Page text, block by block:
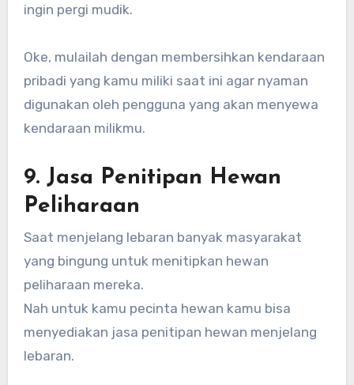
ingin pergi mudik.
Oke, mulailah dengan membersihkan kendaraan
pribadi yang kamu miliki saat ini agar nyaman
digunakan oleh pengguna yang akan menyewa
kendaraan milikmu.
9. Jasa Penitipan Hewan
Peliharaan
Saat menjelang lebaran banyak masyarakat
yang bingung untuk menitipkan hewan
peliharaan mereka.
Nah untuk kamu pecinta hewan kamu bisa
menyediakan jasa penitipan hewan menjelang
lebaran.